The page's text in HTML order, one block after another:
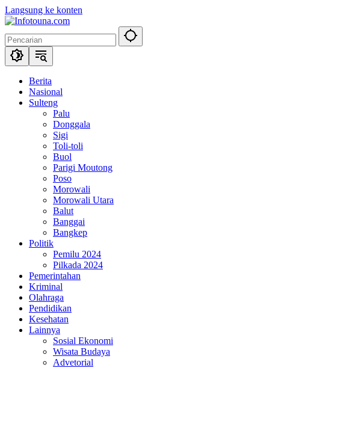
Langsung ke konten
Berita
Nasional
Sulteng
Palu
Donggala
Sigi
Toli-toli
Buol
Parigi Moutong
Poso
Morowali
Morowali Utara
Balut
Banggai
Bangkep
Politik
Pemilu 2024
Pilkada 2024
Pemerintahan
Kriminal
Olahraga
Pendidikan
Kesehatan
Lainnya
Sosial Ekonomi
Wisata Budaya
Advetorial